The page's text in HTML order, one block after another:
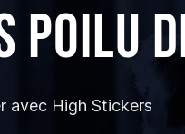
poilu
avec High Stickers